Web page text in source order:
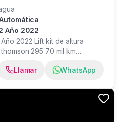
Automática
Año 2022
2022 Lift kit de altura
295 70 mil km
Aceptamos
información llamar o escribir
ubicados: Los Robles,
1 cuadra arriba, Managua.
Llamar WhatsApp